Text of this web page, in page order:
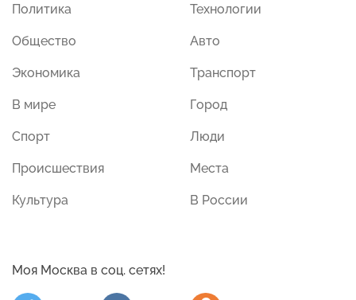
Политика
Общество
Экономика
В мире
Спорт
Происшествия
Культура
Технологии
Авто
Транспорт
Город
Люди
Места
В России
Моя Москва в соц. сетях!